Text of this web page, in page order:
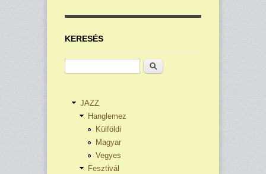
KERESÉS
Keresés
JAZZ
Hanglemez
Külföldi
Magyar
Vegyes
Fesztivál